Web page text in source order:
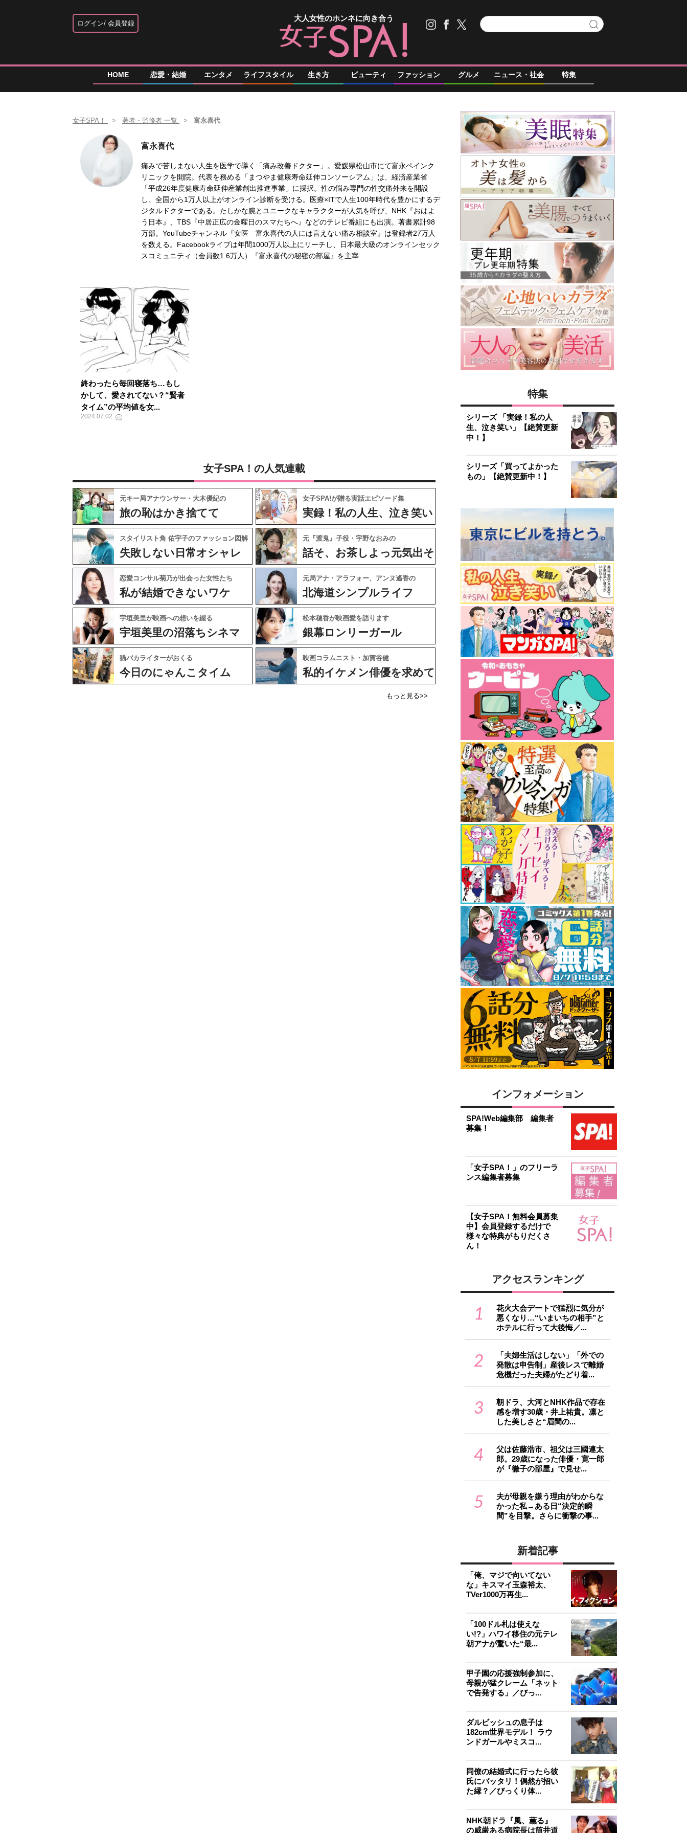
ログイン 会員登録
大人女性のホンネに向き合う
HOME 恋愛・結婚 エンタメ ライフスタイル 生き方 ビューティ ファッション グルメ ニュース・社会 特集
女子SPA！ 著者・監修者 一覧 富永喜代
富永喜代
痛みで苦しまない人生を医学で導く「痛み改善ドクター」。愛媛県松山市にて富永ペインク
リニックを開院。代表を務める「まつやま健康寿命延伸コンソーシアム」は、経済産業省
「平成26年度健康寿命延伸産業創出推進事業」に採択。性の悩み専門の性交痛外来を開設
し、全国から1万人以上がオンライン診断を受ける。医療×ITで人生100年時代を豊かにするデ
ジタルドクターである。たしかな腕とユニークなキャラクターが人気を呼び、NHK『おはよ
う日本』、TBS『中居正広の金曜日のスマたちへ』などのテレビ番組にも出演。著書累計98
万部。YouTubeチャンネル『女医 富永喜代の人には言えない痛み相談室』は登録者27万人
を数える。Facebookライブは年間1000万人以上にリーチし、日本最大級のオンラインセック
スコミュニティ（会員数1.6万人）『富永喜代の秘密の部屋』を主宰
終わったら毎回寝落ち…もし
かして、愛されてない？“賢者
タイム”の平均値を女...
2024.07.02
女子SPA！の人気連載
元キー局アナウンサー・大木優紀の
旅の恥はかき捨てて
女子SPA!が贈る実話エピソード集
実録！私の人生、泣き笑い
スタイリスト角 佑宇子のファッション図解
失敗しない日常オシャレ
元『渡鬼』子役・宇野なおみの
話そ、お茶しよっ元気出そ
恋愛コンサル菊乃が出会った女性たち
私が結婚できないワケ
元局アナ・アラフォー、アンヌ遙香の
北海道シンプルライフ
宇垣美里が映画への想いを綴る
宇垣美里の沼落ちシネマ
松本穂香が映画愛を語ります
銀幕ロンリーガール
猫バカライターがおくる
今日のにゃんこタイム
映画コラムニスト・加賀谷健
私的イケメン俳優を求めて
もっと見る>>
特集
シリーズ 「実録！私の人
生、泣き笑い」【絶賛更新
中！】
シリーズ「買ってよかった
もの」【絶賛更新中！】
インフォメーション
SPA!Web編集部 編集者
募集！
「女子SPA！」のフリーラ
ンス編集者募集
【女子SPA！無料会員募集
中】会員登録するだけで
様々な特典がもりだくさ
ん！
アクセスランキング
1
花火大会デートで猛烈に気分が
悪くなり…“いまいちの相手”と
ホテルに行って大後悔／...
2
「夫婦生活はしない」「外での
発散は申告制」産後レスで離婚
危機だった夫婦がたどり着...
3
朝ドラ、大河とNHK作品で存在
感を増す30歳・井上祐貴。凛と
した美しさと“眉間の...
4
父は佐藤浩市、祖父は三國連太
郎。29歳になった俳優・寛一郎
が『徹子の部屋』で見せ...
5
夫が母親を嫌う理由がわからな
かった私→ある日“決定的瞬
間”を目撃。さらに衝撃の事...
新着記事
「俺、マジで向いてない
な」キスマイ玉森裕太、
TVer1000万再生...
「100ドル札は使えな
い!?」ハワイ移住の元テレ
朝アナが驚いた“最...
甲子園の応援強制参加に、
母親が猛クレーム「ネット
で告発する」／びっ...
ダルビッシュの息子は
182cm世界モデル！ ラウ
ンドガールやミスコ...
同僚の結婚式に行ったら彼
氏にバッタリ！偶然が招い
た縁？／びっくり体...
NHK朝ドラ『風、薫る』
の威厳ある病院長は筒井道